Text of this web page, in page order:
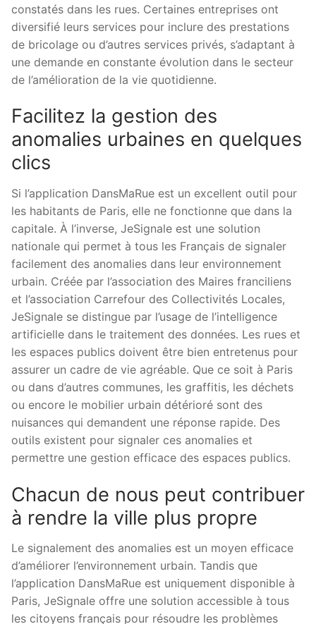
constatés dans les rues. Certaines entreprises ont
diversifié leurs services pour inclure des prestations
de bricolage ou d’autres services privés, s’adaptant à
une demande en constante évolution dans le secteur
de l’amélioration de la vie quotidienne.
Facilitez la gestion des
anomalies urbaines en quelques
clics
Si l’application DansMaRue est un excellent outil pour
les habitants de Paris, elle ne fonctionne que dans la
capitale. À l’inverse, JeSignale est une solution
nationale qui permet à tous les Français de signaler
facilement des anomalies dans leur environnement
urbain. Créée par l’association des Maires franciliens
et l’association Carrefour des Collectivités Locales,
JeSignale se distingue par l’usage de l’intelligence
artificielle dans le traitement des données. Les rues et
les espaces publics doivent être bien entretenus pour
assurer un cadre de vie agréable. Que ce soit à Paris
ou dans d’autres communes, les graffitis, les déchets
ou encore le mobilier urbain détérioré sont des
nuisances qui demandent une réponse rapide. Des
outils existent pour signaler ces anomalies et
permettre une gestion efficace des espaces publics.
Chacun de nous peut contribuer
à rendre la ville plus propre
Le signalement des anomalies est un moyen efficace
d’améliorer l’environnement urbain. Tandis que
l’application DansMaRue est uniquement disponible à
Paris, JeSignale offre une solution accessible à tous
les citoyens français pour résoudre les problèmes